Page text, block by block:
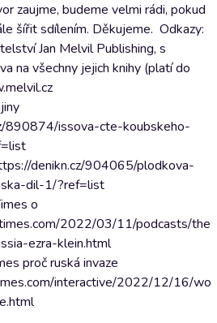
zaujme, budeme velmi rádi, pokud
šířit sdílením. Děkujeme. Odkazy:
Jan Melvil Publishing, s
na všechny jejich knihy (platí do
890874/issova-cte-koubskeho-
denikn.cz/904065/plodkova-
dil-1/?ref=list
o
2022/03/11/podcasts/the-
ezra-klein.html
proč ruská invaze
interactive/2022/12/16/